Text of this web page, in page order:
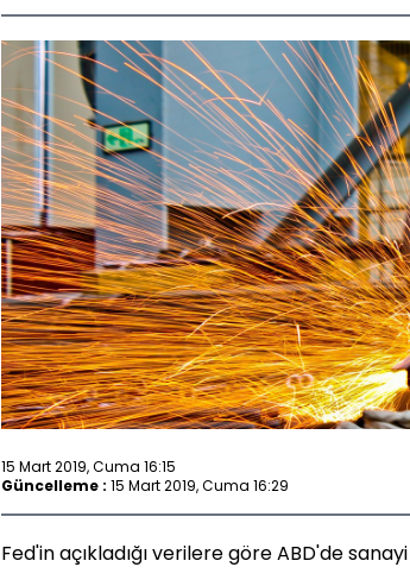
15 Mart 2019, Cuma 16:15
Güncelleme : 15 Mart 2019, Cuma 16:29
Fed'in açıkladığı verilere göre ABD'de